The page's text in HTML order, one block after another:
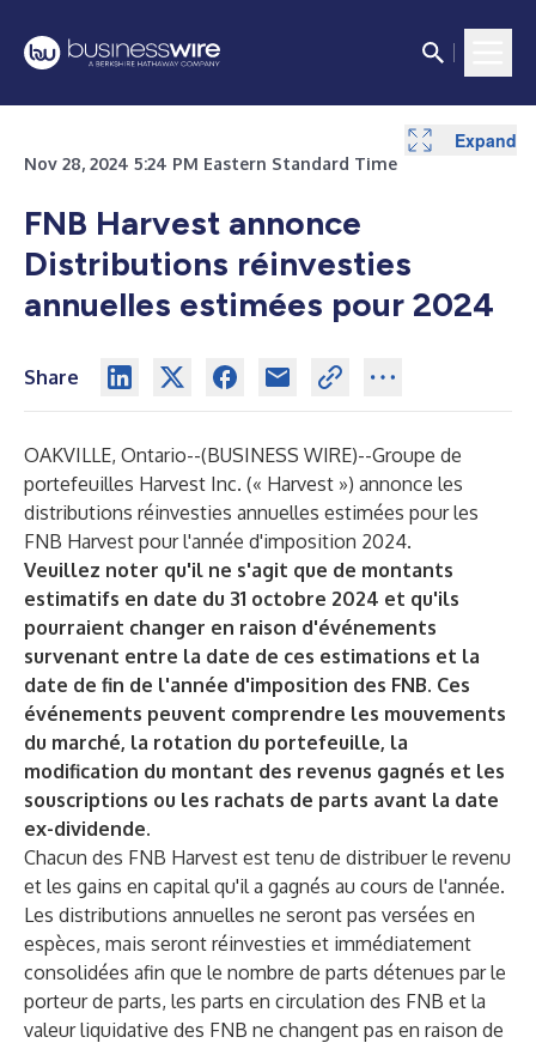
Nov 28, 2024 5:24 PM Eastern Standard Time
FNB Harvest annonce
Distributions réinvesties
annuelles estimées pour 2024
Share
OAKVILLE, Ontario--(BUSINESS WIRE)--Groupe de
portefeuilles Harvest Inc. (« Harvest ») annonce les
distributions réinvesties annuelles estimées pour les
FNB Harvest pour l'année d'imposition 2024.
Veuillez noter qu'il ne s'agit que de montants
estimatifs en date du 31 octobre 2024 et qu'ils
pourraient changer en raison d'événements
survenant entre la date de ces estimations et la
date de fin de l'année d'imposition des FNB. Ces
événements peuvent comprendre les mouvements
du marché, la rotation du portefeuille, la
modification du montant des revenus gagnés et les
souscriptions ou les rachats de parts avant la date
ex-dividende.
Chacun des FNB Harvest est tenu de distribuer le revenu
et les gains en capital qu'il a gagnés au cours de l'année.
Les distributions annuelles ne seront pas versées en
espèces, mais seront réinvesties et immédiatement
consolidées afin que le nombre de parts détenues par le
porteur de parts, les parts en circulation des FNB et la
valeur liquidative des FNB ne changent pas en raison de
Expand
Expand